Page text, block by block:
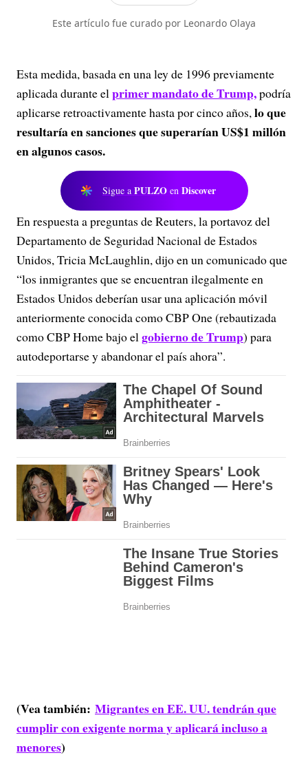
Este artículo fue curado por Leonardo Olaya
Esta medida, basada en una ley de 1996 previamente
aplicada durante elprimer mandato de Trump,podría
aplicarse retroactivamente hasta por cinco años,lo que
resultaría en sanciones que superarían US$1 millón
en algunos casos.
Sigue a PULZO en Discover
En respuesta a preguntas de Reuters, la portavoz del
Departamento de Seguridad Nacional de Estados
Unidos, Tricia McLaughlin, dijo en un comunicado que
“los inmigrantes que se encuentran ilegalmente en
Estados Unidos deberían usar una aplicación móvil
anteriormente conocida como CBP One (rebautizada
como CBP Home bajo elgobierno de Trump) para
autodeportarse y abandonar el país ahora”.
(Vea también: Migrantes en EE. UU. tendrán que
cumplir con exigente norma y aplicará incluso a
menores)